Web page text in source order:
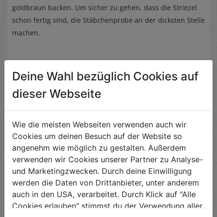
goldbraun backen. Um sicher zu gehen, dass die Striezel
schon fertig sind, die Stäbchenprobe an der dicksten Stelle
machen.
Ähnliche Rezepte
Kürbiskuchen
Schwierigkeit
leicht
ANSEHEN
Deine Wahl bezüglich Cookies auf
dieser Webseite
Wie die meisten Webseiten verwenden auch wir
Cookies um deinen Besuch auf der Website so
angenehm wie möglich zu gestalten. Außerdem
verwenden wir Cookies unserer Partner zu Analyse-
und Marketingzwecken. Durch deine Einwilligung
werden die Daten von Drittanbieter, unter anderem
auch in den USA, verarbeitet. Durch Klick auf "Alle
Cookies erlauben" stimmst du der Verwendung aller